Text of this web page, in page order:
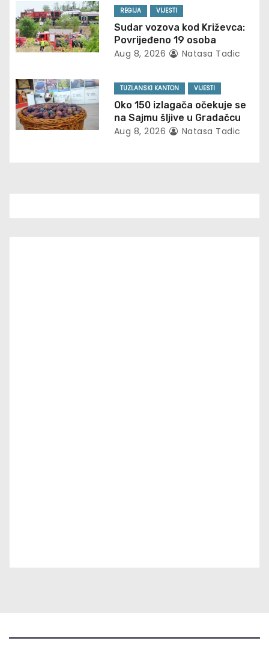
a
t
o
n
REGIJA VIJESTI
Sudar vozova kod Križevca:
Povrijeđeno 19 osoba
Aug 8, 2026 Natasa Tadic
TUZLANSKI KANTON VIJESTI
Oko 150 izlagača očekuje se
na Sajmu šljive u Gradačcu
Aug 8, 2026 Natasa Tadic